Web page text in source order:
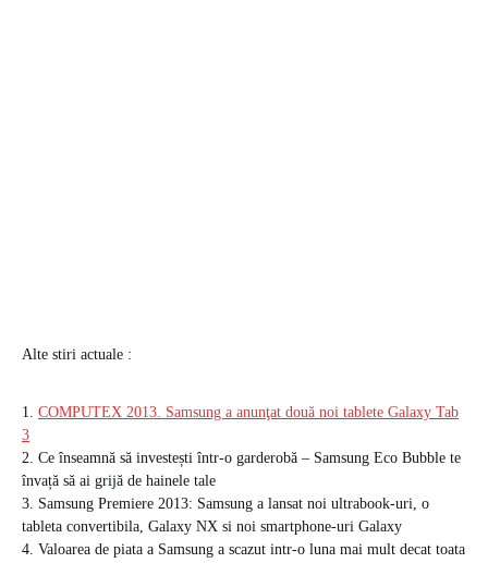
Alte stiri actuale :
1. COMPUTEX 2013. Samsung a anunţat două noi tablete Galaxy Tab
3
2. Ce înseamnă să investești într-o garderobă – Samsung Eco Bubble te
învață să ai grijă de hainele tale
3. Samsung Premiere 2013: Samsung a lansat noi ultrabook-uri, o
tableta convertibila, Galaxy NX si noi smartphone-uri Galaxy
4. Valoarea de piata a Samsung a scazut intr-o luna mai mult decat toata